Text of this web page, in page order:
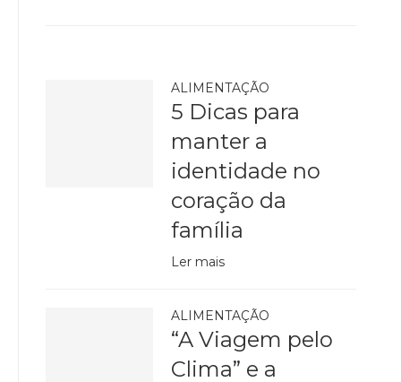
ALIMENTAÇÃO
5 Dicas para
manter a
identidade no
coração da
família
Ler mais
ALIMENTAÇÃO
“A Viagem pelo
Clima” e a